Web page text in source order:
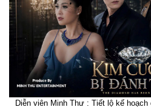
Diễn viên Minh Thư : Tiết lộ kế